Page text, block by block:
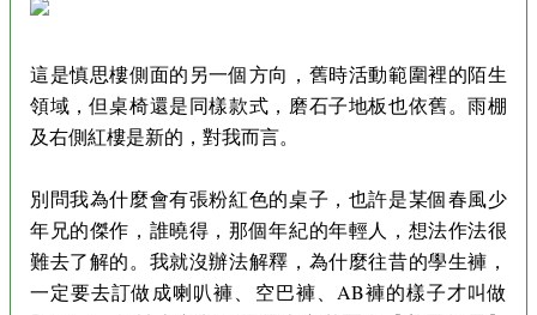
這是慎思樓側面的另一個方向，舊時活動範圍裡的陌生
領域，但桌椅還是同樣款式，磨石子地板也依舊。雨棚
及右側紅樓是新的，對我而言。
別問我為什麼會有張粉紅色的桌子，也許是某個春風少
年兄的傑作，誰曉得，那個年紀的年輕人，想法作法很
難去了解的。我就沒辦法解釋，為什麼往昔的學生褲，
一定要去訂做成喇叭褲、空巴褲、AB褲的樣子才叫做